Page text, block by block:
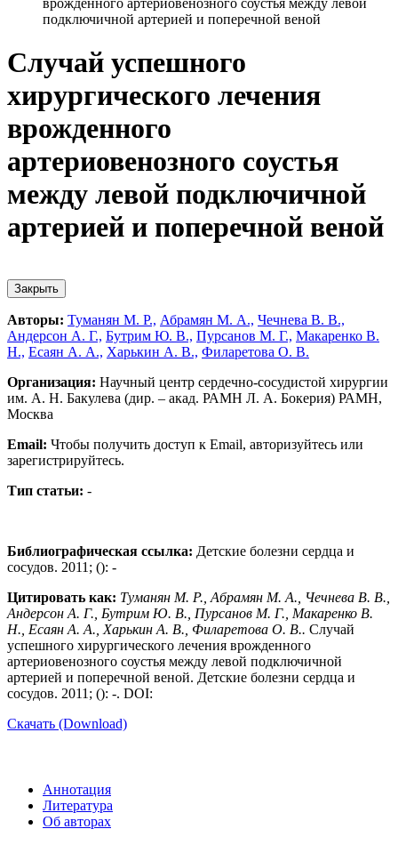
врожденного артериовенозного соустья между левой
подключичной артерией и поперечной веной
Случай успешного
хирургического лечения
врожденного
артериовенозного соустья
между левой подключичной
артерией и поперечной веной
Закрыть
Авторы: Туманян М. Р., Абрамян М. А., Чечнева В. В.,
Андерсон А. Г., Бутрим Ю. В., Пурсанов М. Г., Макаренко В.
Н., Есаян А. А., Харькин А. В., Филаретова О. В.
Организация: Научный центр сердечно-сосудистой хирургии
им. А. Н. Бакулева (дир. – акад. РАМН Л. А. Бокерия) РАМН,
Москва
Email: Чтобы получить доступ к Email, авторизуйтесь или
зарегистрируйтесь.
Тип статьи: -
Библиографическая ссылка: Детские болезни сердца и
сосудов. 2011; (): -
Цитировать как: Туманян М. Р., Абрамян М. А., Чечнева В. В.,
Андерсон А. Г., Бутрим Ю. В., Пурсанов М. Г., Макаренко В.
Н., Есаян А. А., Харькин А. В., Филаретова О. В.. Случай
успешного хирургического лечения врожденного
артериовенозного соустья между левой подключичной
артерией и поперечной веной. Детские болезни сердца и
сосудов. 2011; (): -. DOI:
Скачать (Download)
Аннотация
Литература
Об авторах